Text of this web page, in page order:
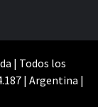
| Todos los
| Argentina |